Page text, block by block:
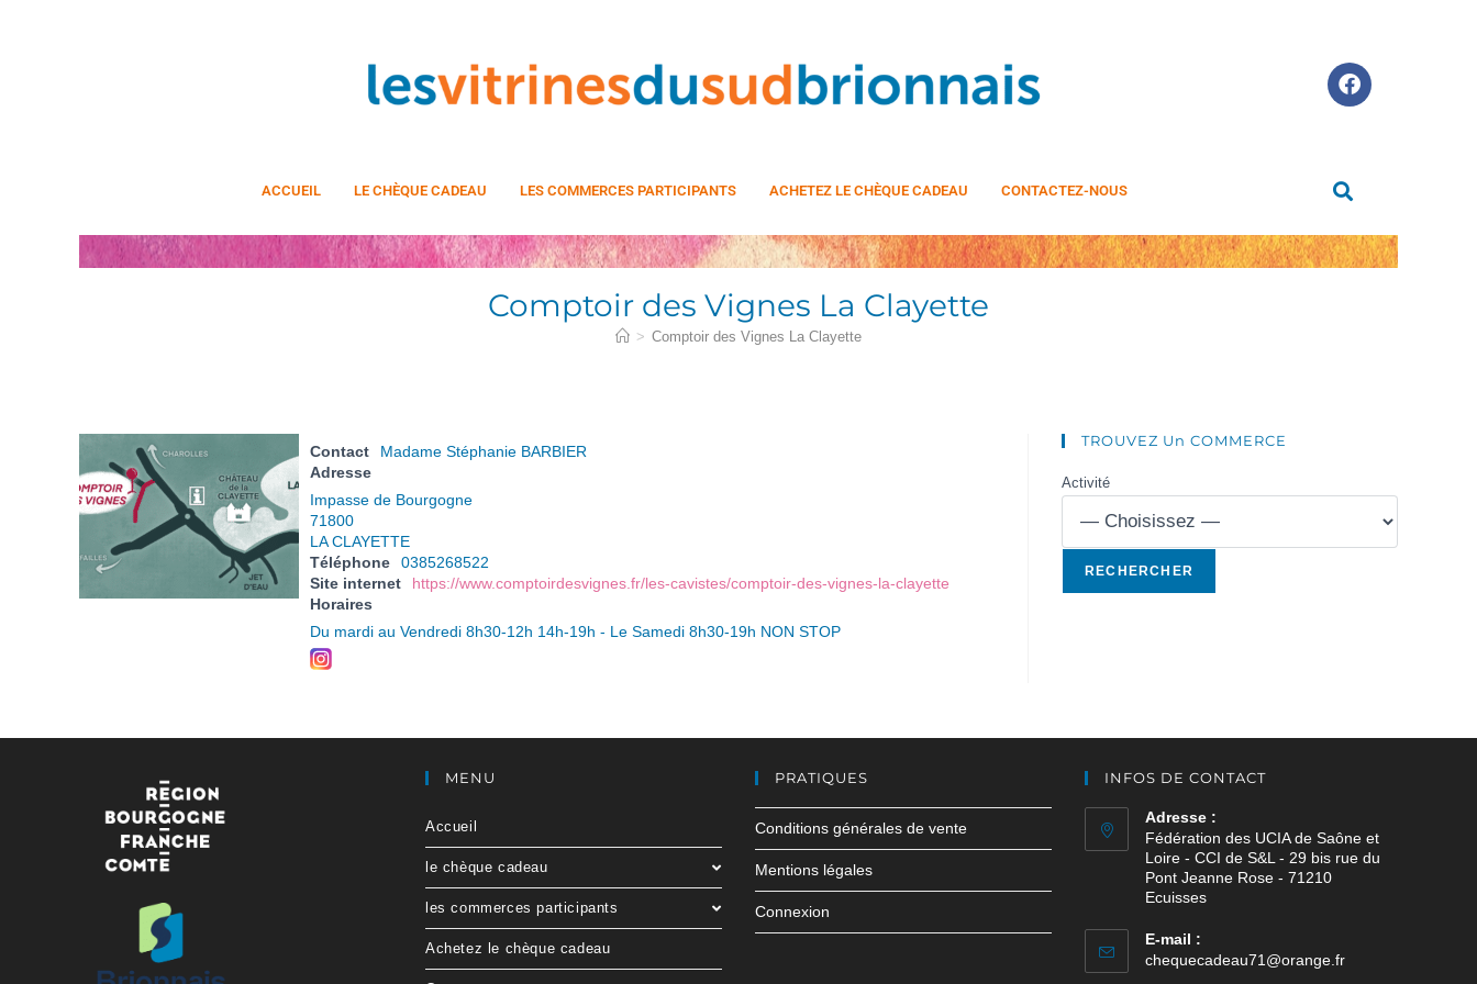
ACCUEIL LE CHÈQUE CADEAU LES COMMERCES PARTICIPANTS ACHETEZ LE CHÈQUE CADEAU CONTACTEZ-NOUS
Comptoir des Vignes La Clayette
> Comptoir des Vignes La Clayette
Contact
Madame Stéphanie BARBIER
Adresse
Impasse de Bourgogne
71800
LA CLAYETTE
Téléphone
0385268522
Site internet
https://www.comptoirdesvignes.fr/les-cavistes/comptoir-des-vignes-la-clayette
Horaires
Du mardi au Vendredi 8h30-12h 14h-19h - Le Samedi 8h30-19h NON STOP
TROUVEZ Un COMMERCE
Activité
MENU
Accueil
le chèque cadeau
les commerces participants
Achetez le chèque cadeau
PRATIQUES
Conditions générales de vente
Mentions légales
Connexion
INFOS DE CONTACT
Adresse :
Fédération des UCIA de Saône et
Loire - CCI de S&L - 29 bis rue du
Pont Jeanne Rose - 71210
Ecuisses
E-mail :
chequecadeau71@orange.fr